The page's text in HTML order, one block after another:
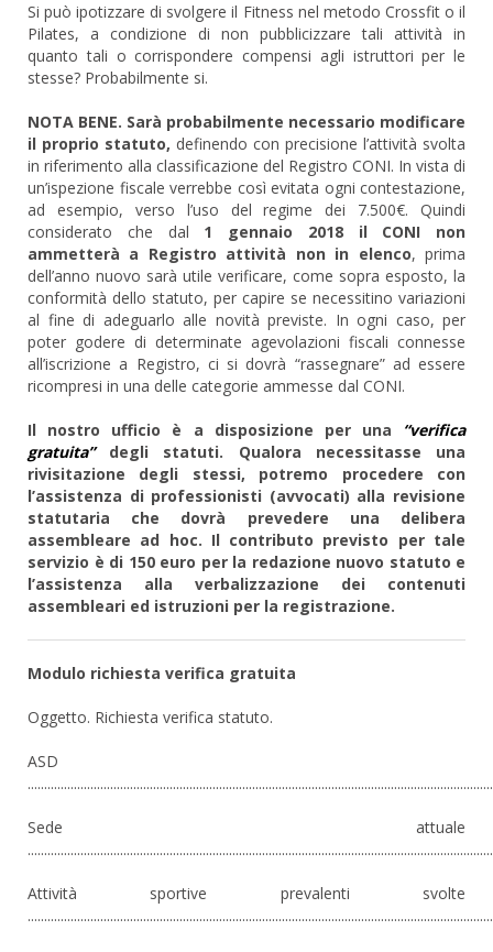
Si può ipotizzare di svolgere il Fitness nel metodo Crossfit o il
Pilates, a condizione di non pubblicizzare tali attività in
quanto tali o corrispondere compensi agli istruttori per le
stesse? Probabilmente si.
NOTA BENE. Sarà probabilmente necessario modificare
il proprio statuto, definendo con precisione l’attività svolta
in riferimento alla classificazione del Registro CONI. In vista di
un’ispezione fiscale verrebbe così evitata ogni contestazione,
ad esempio, verso l’uso del regime dei 7.500€. Quindi
considerato che dal 1 gennaio 2018 il CONI non
ammetterà a Registro attività non in elenco, prima
dell’anno nuovo sarà utile verificare, come sopra esposto, la
conformità dello statuto, per capire se necessitino variazioni
al fine di adeguarlo alle novità previste. In ogni caso, per
poter godere di determinate agevolazioni fiscali connesse
all’iscrizione a Registro, ci si dovrà “rassegnare” ad essere
ricompresi in una delle categorie ammesse dal CONI.
Il nostro ufficio è a disposizione per una
“verifica
gratuita”degli statuti. Qualora necessitasse una
rivisitazione degli stessi, potremo procedere con
l’assistenza di professionisti (avvocati) alla revisione
statutaria che dovrà prevedere una delibera
assembleare ad hoc. Il contributo previsto per tale
servizio è di 150 euro per la redazione nuovo statuto e
l’assistenza alla verbalizzazione dei contenuti
assembleari ed istruzioni per la registrazione.
Modulo richiesta verifica gratuita
Oggetto. Richiesta verifica statuto.
ASD
Sede attuale
Attività sportive prevalenti svolte